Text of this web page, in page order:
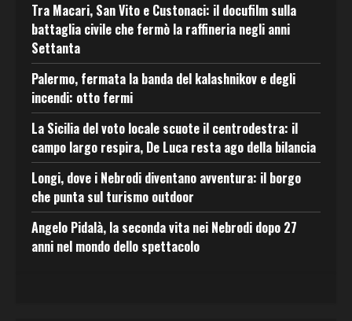
Tra Macari, San Vito e Custonaci: il docufilm sulla
battaglia civile che fermò la raffineria negli anni
Settanta
Palermo, fermata la banda del kalashnikov e degli
incendi: otto fermi
La Sicilia del voto locale scuote il centrodestra: il
campo largo respira, De Luca resta ago della bilancia
Longi, dove i Nebrodi diventano avventura: il borgo
che punta sul turismo outdoor
Angelo Pidalà, la seconda vita nei Nebrodi dopo 27
anni nel mondo dello spettacolo